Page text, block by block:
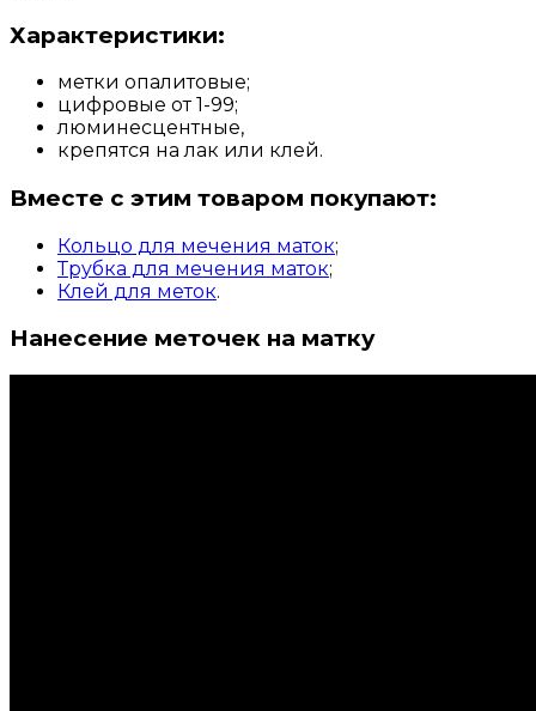
Характеристики:
метки опалитовые;
цифровые от 1-99;
люминесцентные,
крепятся на лак или клей.
Вместе с этим товаром покупают:
Кольцо для мечения маток;
Трубка для мечения маток;
Клей для меток.
Нанесение меточек на матку